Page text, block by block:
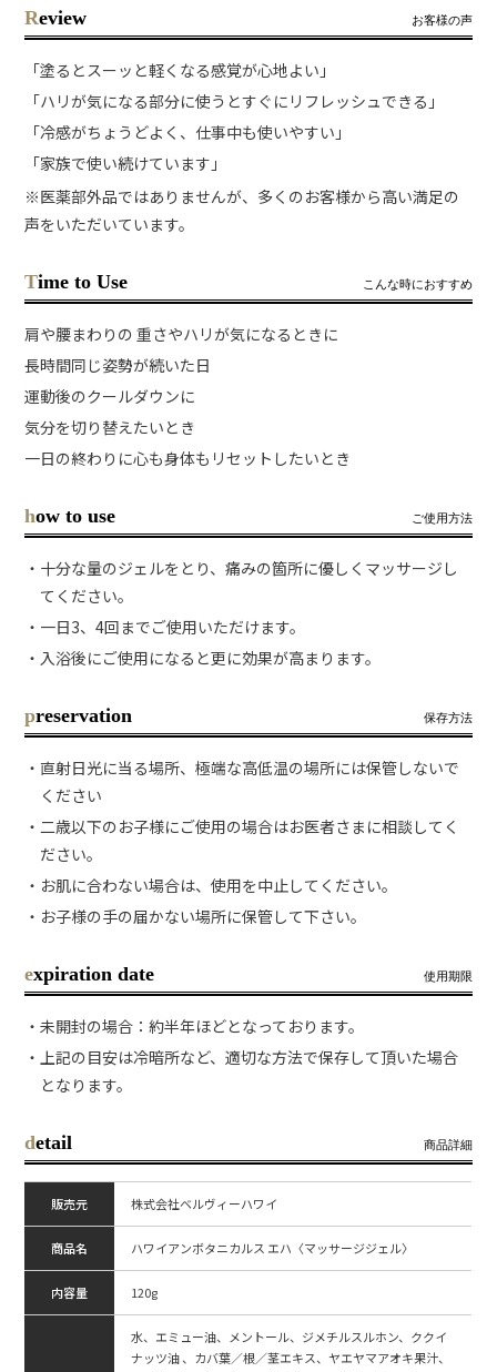
Review お客様の声
「塗るとスーッと軽くなる感覚が心地よい」
「ハリが気になる部分に使うとすぐにリフレッシュできる」
「冷感がちょうどよく、仕事中も使いやすい」
「家族で使い続けています」
※医薬部外品ではありませんが、多くのお客様から高い満足の
声をいただいています。
Time to Use こんな時におすすめ
肩や腰まわりの 重さやハリが気になるときに
長時間同じ姿勢が続いた日
運動後のクールダウンに
気分を切り替えたいとき
一日の終わりに心も身体もリセットしたいとき
how to use ご使用方法
・十分な量のジェルをとり、痛みの箇所に優しくマッサージし
てください。
・一日3、4回までご使用いただけます。
・入浴後にご使用になると更に効果が高まります。
preservation 保存方法
・直射日光に当る場所、極端な高低温の場所には保管しないで
ください
・二歳以下のお子様にご使用の場合はお医者さまに相談してく
ださい。
・お肌に合わない場合は、使用を中止してください。
・お子様の手の届かない場所に保管して下さい。
expiration date 使用期限
・未開封の場合：約半年ほどとなっております。
・上記の目安は冷暗所など、適切な方法で保存して頂いた場合
となります。
detail 商品詳細
販売元 株式会社ベルヴィーハワイ
商品名 ハワイアンボタニカルス エハ〈マッサージジェル〉
内容量 120g
水、エミュー油、メントール、ジメチルスルホン、ククイ
ナッツ油 、カバ葉／根／茎エキス、ヤエヤマアオキ果汁、